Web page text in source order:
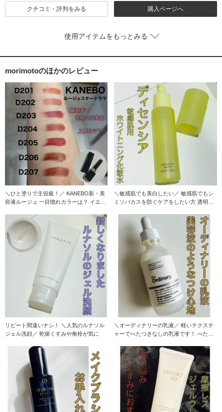
購入ページへ
クチコミ・評判をみる
使用アイテムをもっとみる
morimotoのほかのレビュー
＼ひと塗りで主役級！／ KANEBO新・美
容液ルージュ 一目惚れカラーは？ イエ
＼敏感肌でも美白したい／ 敏感肌でもシ
ミソバカスを防ぐケアをしたい方 透明感
リピート間違いナシ！ ＼人気のルナソル
ジェル洗顔／ 乾燥くすみや角栓が気に
＼オーディナリーの乳液／ 軽いテクスチ
ャーでべたつきなしの乳液です！ べたつ